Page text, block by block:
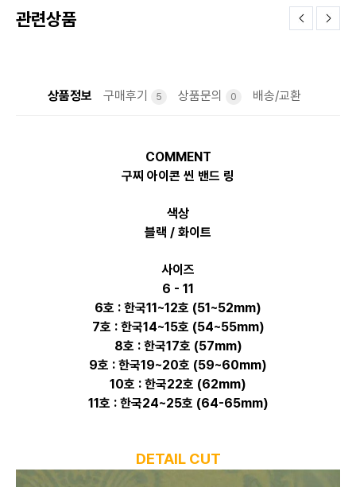
관련상품
상품정보 구매후기 5 상품문의 0 배송/교환
COMMENT
구찌 아이콘 씬 밴드 링
색상
블랙 / 화이트
사이즈
6 - 11
6호 : 한국11~12호 (51~52mm)
7호 : 한국14~15호 (54~55mm)
8호 : 한국17호 (57mm)
9호 : 한국19~20호 (59~60mm)
10호 : 한국22호 (62mm)
11호 : 한국24~25호 (64-65mm)
DETAIL CUT